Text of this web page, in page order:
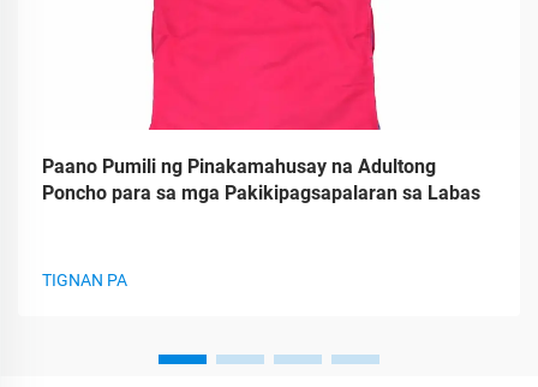
Paano Pumili ng Pinakamahusay na Adultong
Poncho para sa mga Pakikipagsapalaran sa Labas
TIGNAN PA